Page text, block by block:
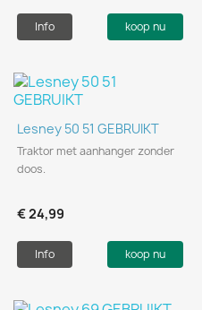
Info koop nu
Lesney 50 51 GEBRUIKT
Traktor met aanhanger zonder
doos.
€ 24,99
Info koop nu